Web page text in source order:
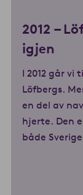
2012 –
igjen
I 2012 går
Löfbergs.
en del av
hjerte. Den
både